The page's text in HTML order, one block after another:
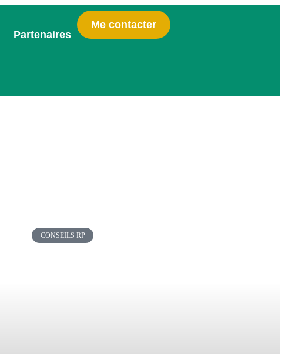
Partenaires
Me contacter
CONSEILS RP